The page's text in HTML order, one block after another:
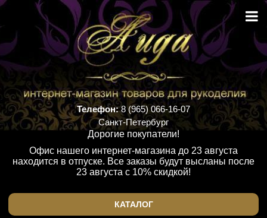
Телефон:8 (965) 066-16-07
Санкт-Петербург
Дорогие покупатели!
Офис нашего интернет-магазина до 23 августа
находится в отпуске. Все заказы будут высланы после
23 августа с 10% скидкой!
КАТАЛОГ